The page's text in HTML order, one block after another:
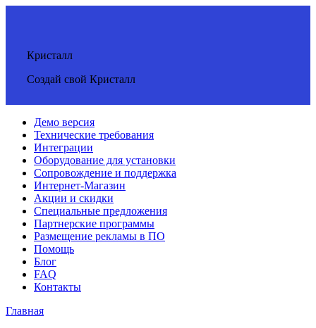
Кристалл
Создай свой Кристалл
Демо версия
Технические требования
Интеграции
Оборудование для установки
Сопровождение и поддержка
Интернет-Магазин
Акции и скидки
Специальные предложения
Партнерские программы
Размещение рекламы в ПО
Помощь
Блог
FAQ
Контакты
Главная